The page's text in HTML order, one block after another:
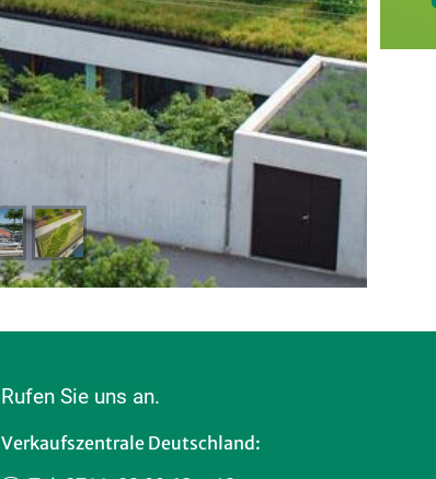
Rufen Sie uns an.
Verkaufszentrale Deutschland: